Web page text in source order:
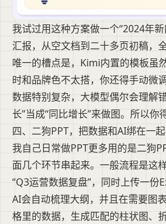
我试过用这种方案做一个“2024年
汇报，从空文档到二十多页初稿，
唯一的槽点是，Kimi内置的模板虽
时和品牌色不太搭，你还得手动微
数据特别复杂，大模型偶尔会理解
长”当成“同比增长”来做图。所以你
四、二狗PPT，把数据和AI绑在一起
我自己日常做PPT更多用的是二狗
面几个环节串起来。一般流程是这
“Q3运营数据复盘”，同时上传一份
AI会自动梳理大纲，并且在需要图
格里的数据，生成匹配的柱状图、